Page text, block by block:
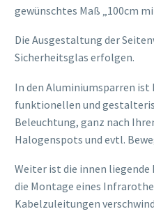
gewünschtes Maß „100cm
Die Ausgestaltung der
Sicherheitsglas erfolgen.
In den Aluminiumsparren
funktionellen und
Beleuchtung, ganz nach
Halogenspots und evtl.
Weiter ist die innen
die Montage eines
Kabelzuleitungen